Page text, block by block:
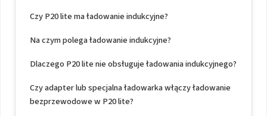
Czy P20 lite ma ładowanie indukcyjne?
Na czym polega ładowanie indukcyjne?
Dlaczego P20 lite nie obsługuje ładowania indukcyjnego?
Czy adapter lub specjalna ładowarka włączy ładowanie
bezprzewodowe w P20 lite?